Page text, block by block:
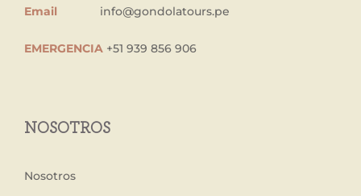
Email
info@gondolatours.pe
EMERGENCIA +51 939 856 906
NOSOTROS
Nosotros